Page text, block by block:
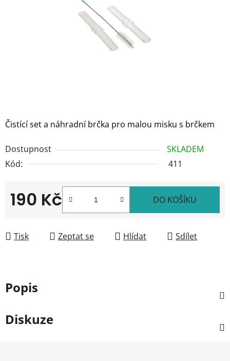
Čistící set a náhradní brčka pro malou misku s brčkem
Dostupnost
SKLADEM
Kód:
411
190 Kč DO KOŠÍKU
Tisk Zeptat se Hlídat Sdílet
Popis
Diskuze